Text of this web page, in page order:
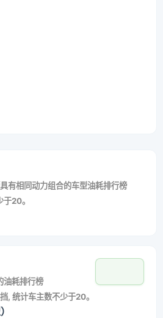
具有相同动力组合的车型油耗排行榜
20。
油耗排行榜
, 统计车主数不少于20。